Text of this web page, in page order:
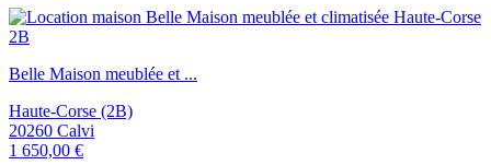
Belle Maison meublée et ...
Haute-Corse (2B)
20260 Calvi
1 650,00 €